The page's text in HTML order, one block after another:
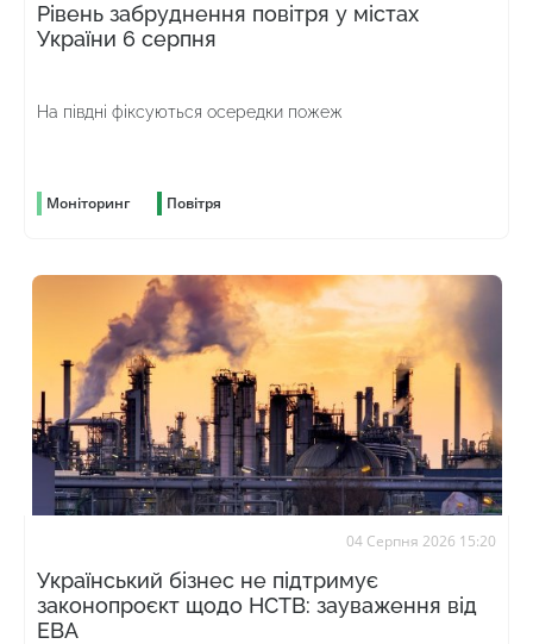
Рівень забруднення повітря у містах
України 6 серпня
На півдні фіксуються осередки пожеж
Моніторинг Повітря
04 Серпня 2026 15:20
Український бізнес не підтримує
законопроєкт щодо НСТВ: зауваження від
ЕВА